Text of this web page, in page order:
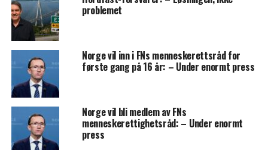
problemet
Norge vil inn i FNs menneskerettsråd for
første gang på 16 år: – Under enormt press
Norge vil bli medlem av FNs
menneskerettighetsråd: – Under enormt
press